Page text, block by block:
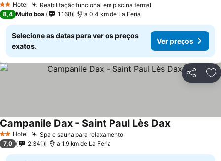
2 Estrelas
Hotel Reabilitação funcional em piscina termal
8,4 Muito boa 1.168 a 0.4 km de La Feria
Selecione as datas para ver os preços
exatos.
Ver preços
Partilhar
2 Estrelas
Hotel Spa e sauna para relaxamento
Campanile Dax - Saint Paul Lès Dax
7,0 2.341 a 1.9 km de La Feria